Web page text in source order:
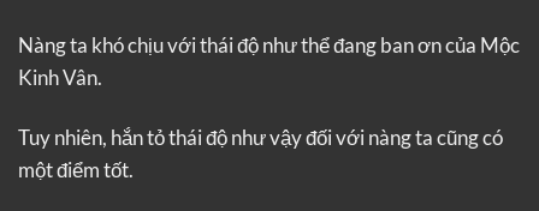
Nàng ta khó chịu với thái độ như thể đang ban ơn của Mộc
Kinh Vân.
Tuy nhiên, hắn tỏ thái độ như vậy đối với nàng ta cũng có
một điểm tốt.